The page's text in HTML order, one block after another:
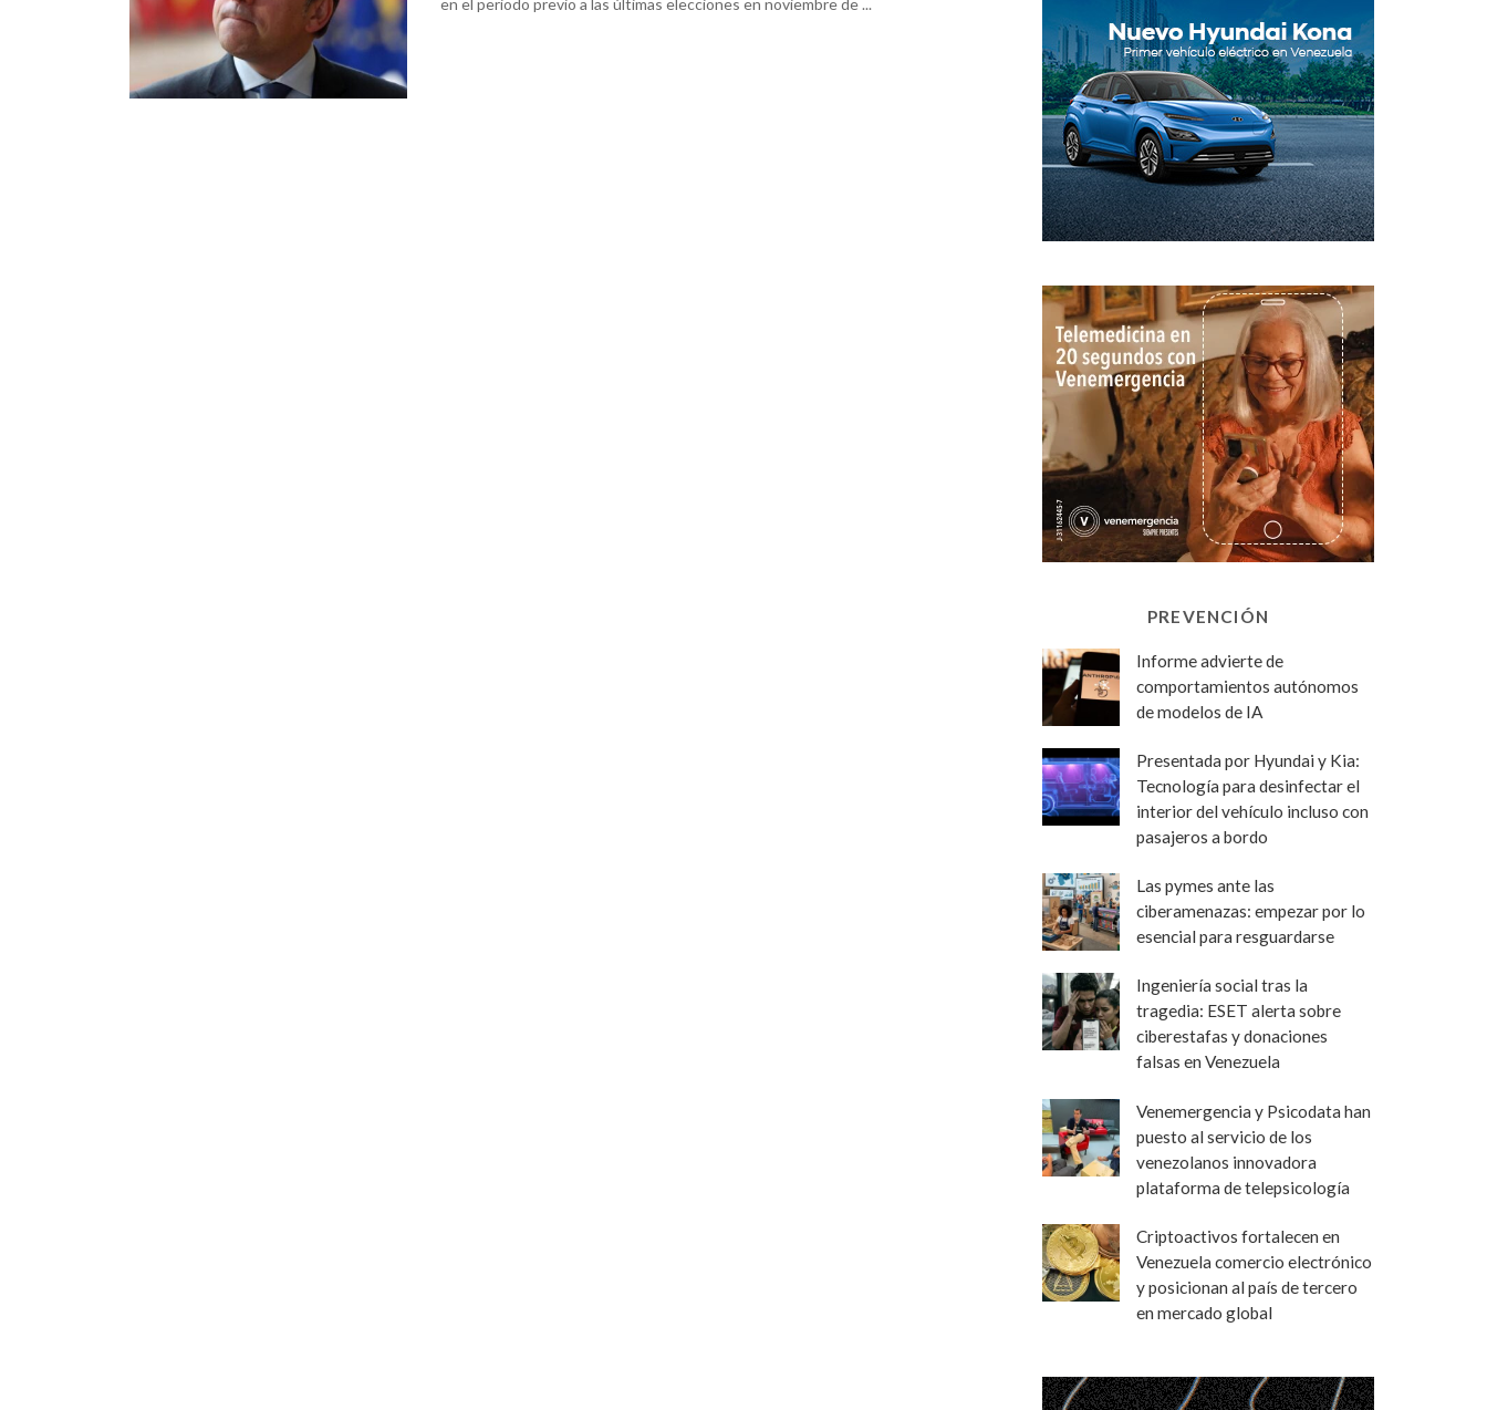
en el periodo previo a las últimas elecciones en noviembre de ...
PREVENCIÓN
Informe advierte de
comportamientos autónomos
de modelos de IA
Presentada por Hyundai y Kia:
Tecnología para desinfectar el
interior del vehículo incluso con
pasajeros a bordo
Las pymes ante las
ciberamenazas: empezar por lo
esencial para resguardarse
Ingeniería social tras la
tragedia: ESET alerta sobre
ciberestafas y donaciones
falsas en Venezuela
Venemergencia y Psicodata han
puesto al servicio de los
venezolanos innovadora
plataforma de telepsicología
Criptoactivos fortalecen en
Venezuela comercio electrónico
y posicionan al país de tercero
en mercado global